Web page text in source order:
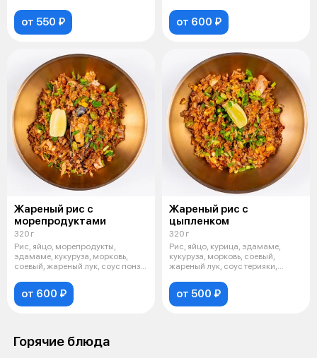
от 550 ₽ от 600 ₽
Жареный рис с
морепродуктами
320 г
Рис, яйцо, морепродукты,
эдамаме, кукуруза, морковь,
соевый, жареный лук, соус понзу,
от 600 ₽
Жареный рис с
цыпленком
320 г
Рис, яйцо, курица, эдамаме,
кукуруза, морковь, соевый,
жареный лук, соус терияки,
от 500 ₽
Горячие блюда